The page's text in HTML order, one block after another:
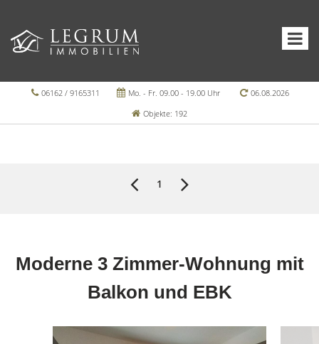
06162 / 9165311 Mo. - Fr. 09.00 - 19.00 Uhr
06.08.2026
Objekte: 192
1
Moderne 3 Zimmer-Wohnung mit
Balkon und EBK